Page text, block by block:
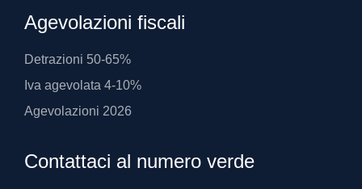
Agevolazioni fiscali
Detrazioni 50-65%
Iva agevolata 4-10%
Agevolazioni 2026
Contattaci al numero verde